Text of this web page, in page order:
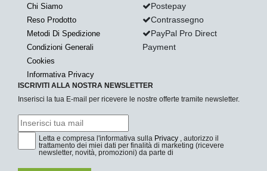
Chi Siamo
Reso Prodotto
Metodi Di Spedizione
Condizioni Generali
Cookies
Informativa Privacy
Postepay
Contrassegno
PayPal Pro Direct
Payment
ISCRIVITI ALLA NOSTRA NEWSLETTER
Inserisci la tua E-mail per ricevere le nostre offerte tramite newsletter.
Letta e compresa l'informativa sulla Privacy , autorizzo il
trattamento dei miei dati per finalità di marketing (ricevere
newsletter, novità, promozioni) da parte di